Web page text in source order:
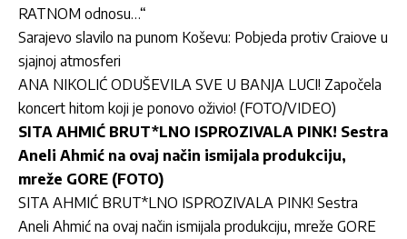
RATNOM odnosu…“
Sarajevo slavilo na punom Koševu: Pobjeda protiv Craiove u
sjajnoj atmosferi
ANA NIKOLIĆ ODUŠEVILA SVE U BANJA LUCI! Započela
koncert hitom koji je ponovo oživio! (FOTO/VIDEO)
SITA AHMIĆ BRUT*LNO ISPROZIVALA PINK! Sestra
Aneli Ahmić na ovaj način ismijala produkciju,
mreže GORE (FOTO)
SITA AHMIĆ BRUT*LNO ISPROZIVALA PINK! Sestra
Aneli Ahmić na ovaj način ismijala produkciju, mreže GORE